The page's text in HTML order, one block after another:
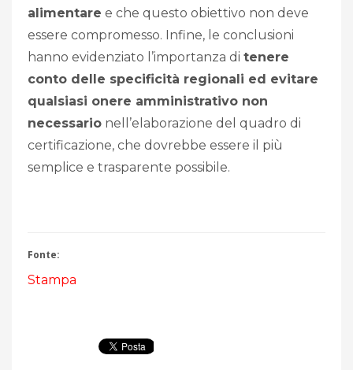
alimentare e che questo obiettivo non deve
essere compromesso. Infine, le conclusioni
hanno evidenziato l’importanza di tenere
conto delle specificità regionali ed evitare
qualsiasi onere amministrativo non
necessario nell’elaborazione del quadro di
certificazione, che dovrebbe essere il più
semplice e trasparente possibile.
Fonte:
Stampa